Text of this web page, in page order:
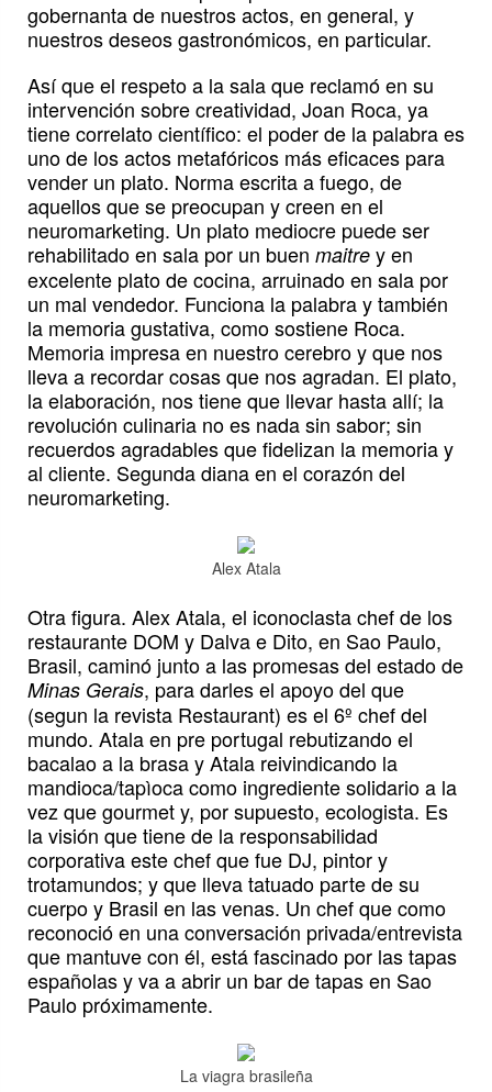
gobernanta de nuestros actos, en general, y
nuestros deseos gastronómicos, en particular.
Así que el respeto a la sala que reclamó en su
intervención sobre creatividad, Joan Roca, ya
tiene correlato científico: el poder de la palabra es
uno de los actos metafóricos más eficaces para
vender un plato. Norma escrita a fuego, de
aquellos que se preocupan y creen en el
neuromarketing. Un plato mediocre puede ser
rehabilitado en sala por un buen maitre y en
excelente plato de cocina, arruinado en sala por
un mal vendedor. Funciona la palabra y también
la memoria gustativa, como sostiene Roca.
Memoria impresa en nuestro cerebro y que nos
lleva a recordar cosas que nos agradan. El plato,
la elaboración, nos tiene que llevar hasta allí; la
revolución culinaria no es nada sin sabor; sin
recuerdos agradables que fidelizan la memoria y
al cliente. Segunda diana en el corazón del
neuromarketing.
Alex Atala
Otra figura. Alex Atala, el iconoclasta chef de los
restaurante DOM y Dalva e Dito, en Sao Paulo,
Brasil, caminó junto a las promesas del estado de
Minas Gerais, para darles el apoyo del que
(segun la revista Restaurant) es el 6º chef del
mundo. Atala en pre portugal rebutizando el
bacalao a la brasa y Atala reivindicando la
mandioca/tapìoca como ingrediente solidario a la
vez que gourmet y, por supuesto, ecologista. Es
la visión que tiene de la responsabilidad
corporativa este chef que fue DJ, pintor y
trotamundos; y que lleva tatuado parte de su
cuerpo y Brasil en las venas. Un chef que como
reconoció en una conversación privada/entrevista
que mantuve con él, está fascinado por las tapas
españolas y va a abrir un bar de tapas en Sao
Paulo próximamente.
La viagra brasileña